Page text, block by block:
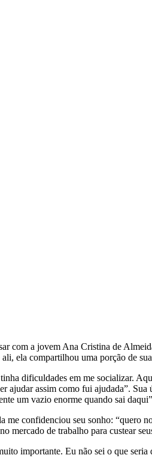
com a jovem Ana Cristina de
ela compartilhou uma porção de
dificuldades em me socializar.
ajudar assim como fui ajudada”.
um vazio enorme quando sai
confidenciou seu sonho: “quero
mercado de trabalho para custear
importante. Eu não sei o que